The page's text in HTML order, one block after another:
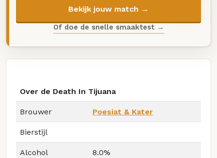
Bekijk jouw match →
Of doe de snelle smaaktest →
Over de Death In Tijuana
Brouwer Poesiat & Kater
Bierstijl
Alcohol 8.0%